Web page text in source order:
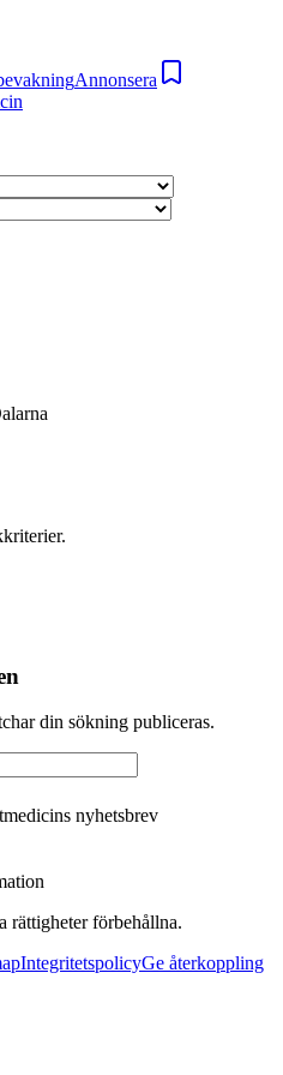
Annonsera
din sökning publiceras.
nyhetsbrev
rättigheter förbehållna.
IntegritetspolicyGe återkoppling